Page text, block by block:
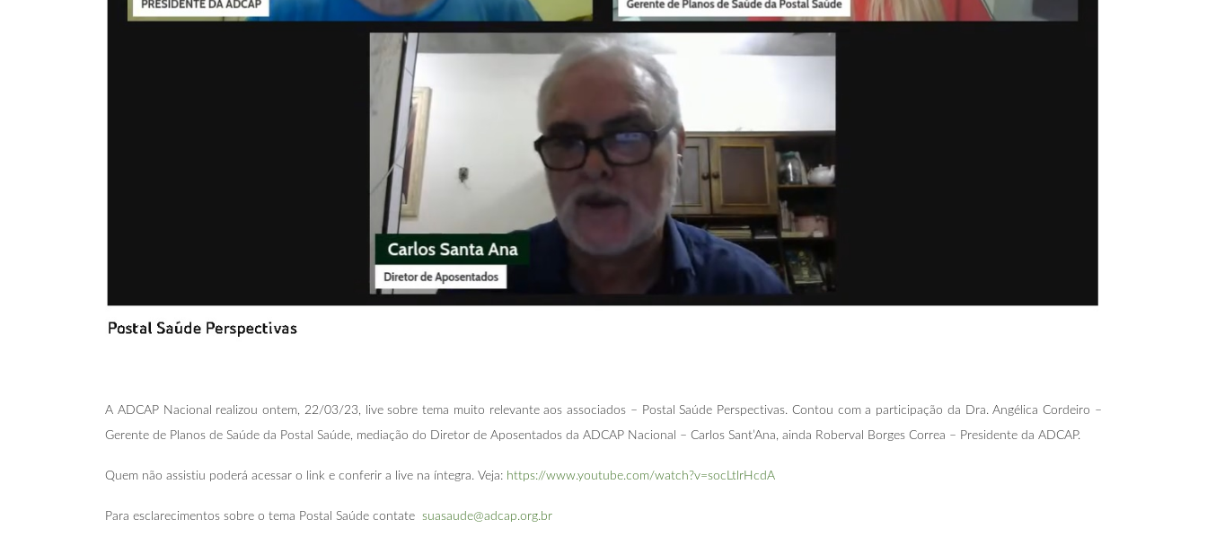
A ADCAP Nacional realizou ontem, 22/03/23, live sobre tema muito relevante aos associados – Postal Saúde Perspectivas. Contou com a participação da Dra. Angélica Cordeiro –
Gerente de Planos de Saúde da Postal Saúde, mediação do Diretor de Aposentados da ADCAP Nacional – Carlos Sant’Ana, ainda Roberval Borges Correa – Presidente da ADCAP.
Quem não assistiu poderá acessar o link e conferir a live na íntegra. Veja: https://www.youtube.com/watch?v=socLtlrHcdA
Para esclarecimentos sobre o tema Postal Saúde contate suasaude@adcap.org.br